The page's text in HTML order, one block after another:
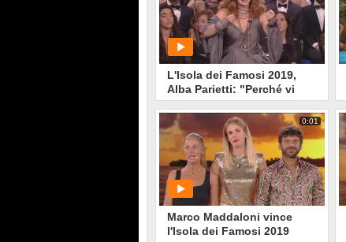
L'Isola dei Famosi 2019,
Alba Parietti: "Perché vi
fate manipolare da
Maddaloni"
PLAY
190• diMediaset
0:01
Marco Maddaloni vince
l'Isola dei Famosi 2019